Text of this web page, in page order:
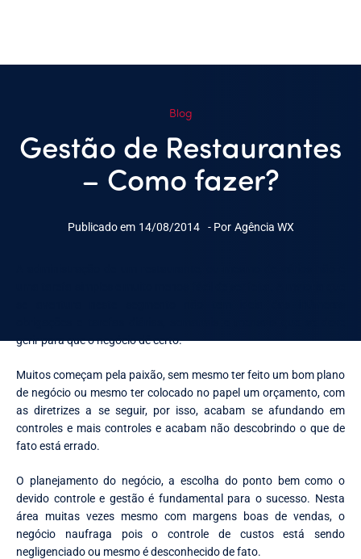
Blog
Gestão de Restaurantes
– Como fazer?
Publicado em 14/08/2014 - Por Agência WX
gerir para que o negócio dê certo.
Muitos começam pela paixão, sem mesmo ter feito um bom plano
de negócio ou mesmo ter colocado no papel um orçamento, com
as diretrizes a se seguir, por isso, acabam se afundando em
controles e mais controles e acabam não descobrindo o que de
fato está errado.
O planejamento do negócio, a escolha do ponto bem como o
devido controle e gestão é fundamental para o sucesso. Nesta
área muitas vezes mesmo com margens boas de vendas, o
negócio naufraga pois o controle de custos está sendo
negligenciado ou mesmo é desconhecido de fato.